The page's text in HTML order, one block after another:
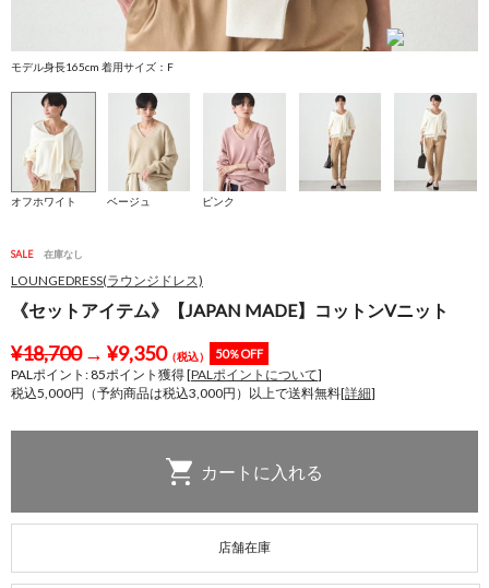
モデル身長165cm 着用サイズ：F
オフホワイト ベージュ ピンク
SALE 在庫なし
LOUNGEDRESS(ラウンジドレス)
《セットアイテム》【JAPAN MADE】コットンVニット
¥18,700→ ¥9,350（税込） 50％OFF
PALポイント: 85ポイント獲得 [PALポイントについて]
税込5,000円（予約商品は税込3,000円）以上で送料無料[詳細]
店舗在庫